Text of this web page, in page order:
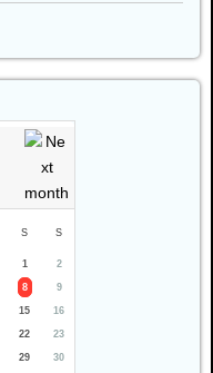
S S
1 2
8 9
15 16
22 23
29 30